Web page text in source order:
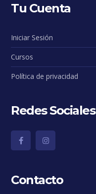
Tu Cuenta
Iniciar Sesión
Cursos
Política de privacidad
Redes Sociales
Contacto